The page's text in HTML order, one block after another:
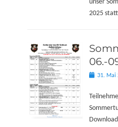
unser
2025
06.-
Posted31. Mai